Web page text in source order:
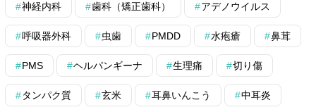
神経内科 歯科（矯正歯科） アデノウイルス
呼吸器外科 虫歯 PMDD 水疱瘡 鼻茸
PMS ヘルパンギーナ 生理痛 切り傷
タンパク質 玄米 耳鼻いんこう 中耳炎